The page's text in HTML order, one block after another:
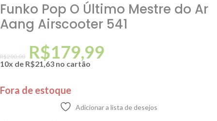
Funko Pop O Último Mestre do Ar
Aang Airscooter 541
R$200,00 R$179,99
10x de R$21,63 no cartão
Fora de estoque
Adicionar a lista de desejos